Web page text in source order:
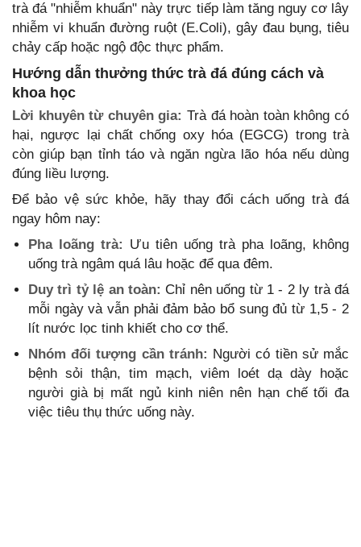
trà đá "nhiễm khuẩn" này trực tiếp làm tăng nguy cơ lây
nhiễm vi khuẩn đường ruột (E.Coli), gây đau bụng, tiêu
chảy cấp hoặc ngộ độc thực phẩm.
Hướng dẫn thưởng thức trà đá đúng cách và
khoa học
Lời khuyên từ chuyên gia: Trà đá hoàn toàn không có
hại, ngược lại chất chống oxy hóa (EGCG) trong trà
còn giúp bạn tỉnh táo và ngăn ngừa lão hóa nếu dùng
đúng liều lượng.
Để bảo vệ sức khỏe, hãy thay đổi cách uống trà đá
ngay hôm nay:
Pha loãng trà: Ưu tiên uống trà pha loãng, không
uống trà ngâm quá lâu hoặc để qua đêm.
Duy trì tỷ lệ an toàn: Chỉ nên uống từ 1 - 2 ly trà đá
mỗi ngày và vẫn phải đảm bảo bổ sung đủ từ 1,5 - 2
lít nước lọc tinh khiết cho cơ thể.
Nhóm đối tượng cần tránh: Người có tiền sử mắc
bệnh sỏi thận, tim mạch, viêm loét dạ dày hoặc
người già bị mất ngủ kinh niên nên hạn chế tối đa
việc tiêu thụ thức uống này.